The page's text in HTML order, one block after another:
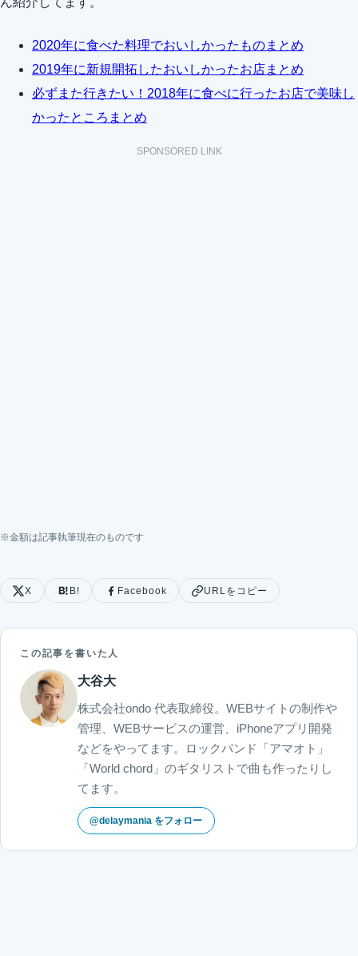
2020年に食べた料理でおいしかったものまとめ
2019年に新規開拓したおいしかったお店まとめ
必ずまた行きたい！2018年に食べに行ったお店で美味し
かったところまとめ
SPONSORED LINK
※金額は記事執筆現在のものです
X B! Facebook URLをコピー
この記事を書いた人
大谷大
株式会社ondo 代表取締役。WEBサイトの制作や
管理、WEBサービスの運営、iPhoneアプリ開発
などをやってます。ロックバンド「アマオト」
「World chord」のギタリストで曲も作ったりし
てます。
@delaymania をフォロー